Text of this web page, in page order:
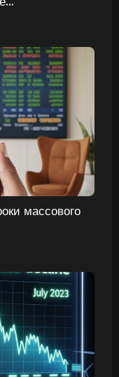
000
массового